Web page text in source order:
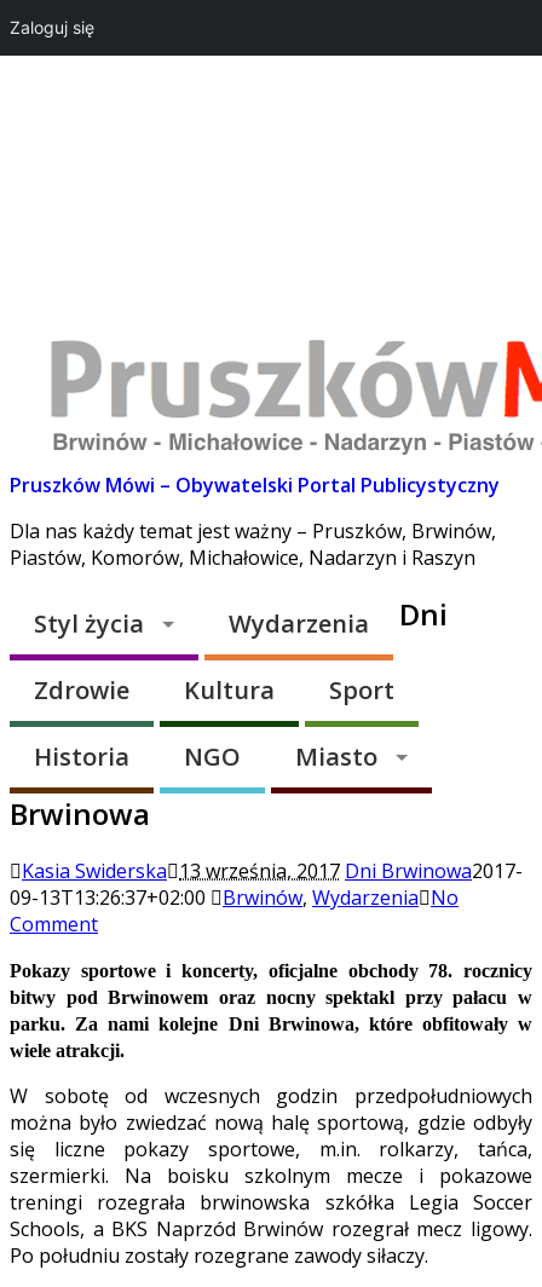
Pruszków Mówi – Obywatelski Portal Publicystyczny
Dla nas każdy temat jest ważny – Pruszków, Brwinów,
Piastów, Komorów, Michałowice, Nadarzyn i Raszyn
Styl życia Wydarzenia
Zdrowie Kultura Sport
Historia NGO Miasto
Dni
Brwinowa
Kasia Swiderska 13 września, 2017 Dni Brwinowa2017-
09-13T13:26:37+02:00
Brwinów, Wydarzenia No
Comment
Pokazy sportowe i koncerty, oficjalne obchody 78. rocznicy
bitwy pod Brwinowem oraz nocny spektakl przy pałacu w
parku. Za nami kolejne Dni Brwinowa, które obfitowały w
wiele atrakcji.
W sobotę od wczesnych godzin przedpołudniowych
można było zwiedzać nową halę sportową, gdzie odbyły
się liczne pokazy sportowe, m.in. rolkarzy, tańca,
szermierki. Na boisku szkolnym mecze i pokazowe
treningi rozegrała brwinowska szkółka Legia Soccer
Schools, a BKS Naprzód Brwinów rozegrał mecz ligowy.
Po południu zostały rozegrane zawody siłaczy.
Zaloguj się